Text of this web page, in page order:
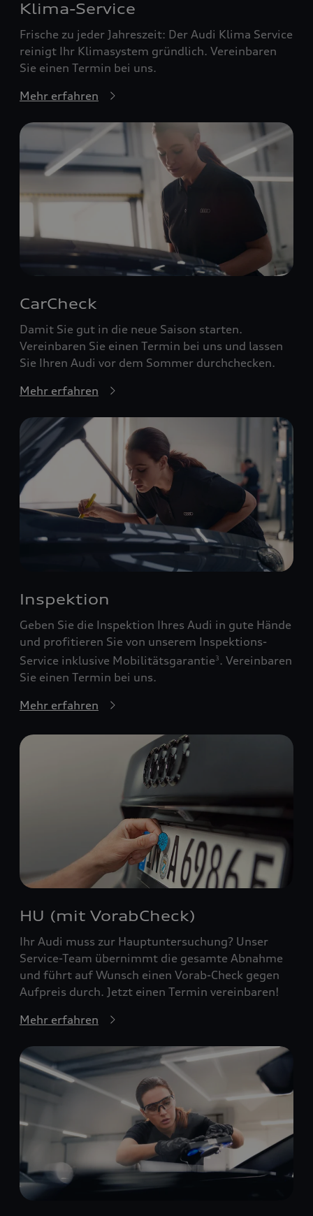
Klima-Service
Frische zu jeder Jahreszeit: Der Audi Klima Service
reinigt Ihr Klimasystem gründlich. Vereinbaren
Sie einen Termin bei uns.
Mehr erfahren
CarCheck
Damit Sie gut in die neue Saison starten.
Vereinbaren Sie einen Termin bei uns und lassen
Sie Ihren Audi vor dem Sommer durchchecken.
Mehr erfahren
Inspektion
Geben Sie die Inspektion Ihres Audi in gute Hände
und profitieren Sie von unserem Inspektions-
Service inklusive Mobilitätsgarantie3 . Vereinbaren
Sie einen Termin bei uns.
Mehr erfahren
HU (mit VorabCheck)
Ihr Audi muss zur Hauptuntersuchung? Unser
Service-Team übernimmt die gesamte Abnahme
und führt auf Wunsch einen Vorab-Check gegen
Aufpreis durch. Jetzt einen Termin vereinbaren!
Mehr erfahren